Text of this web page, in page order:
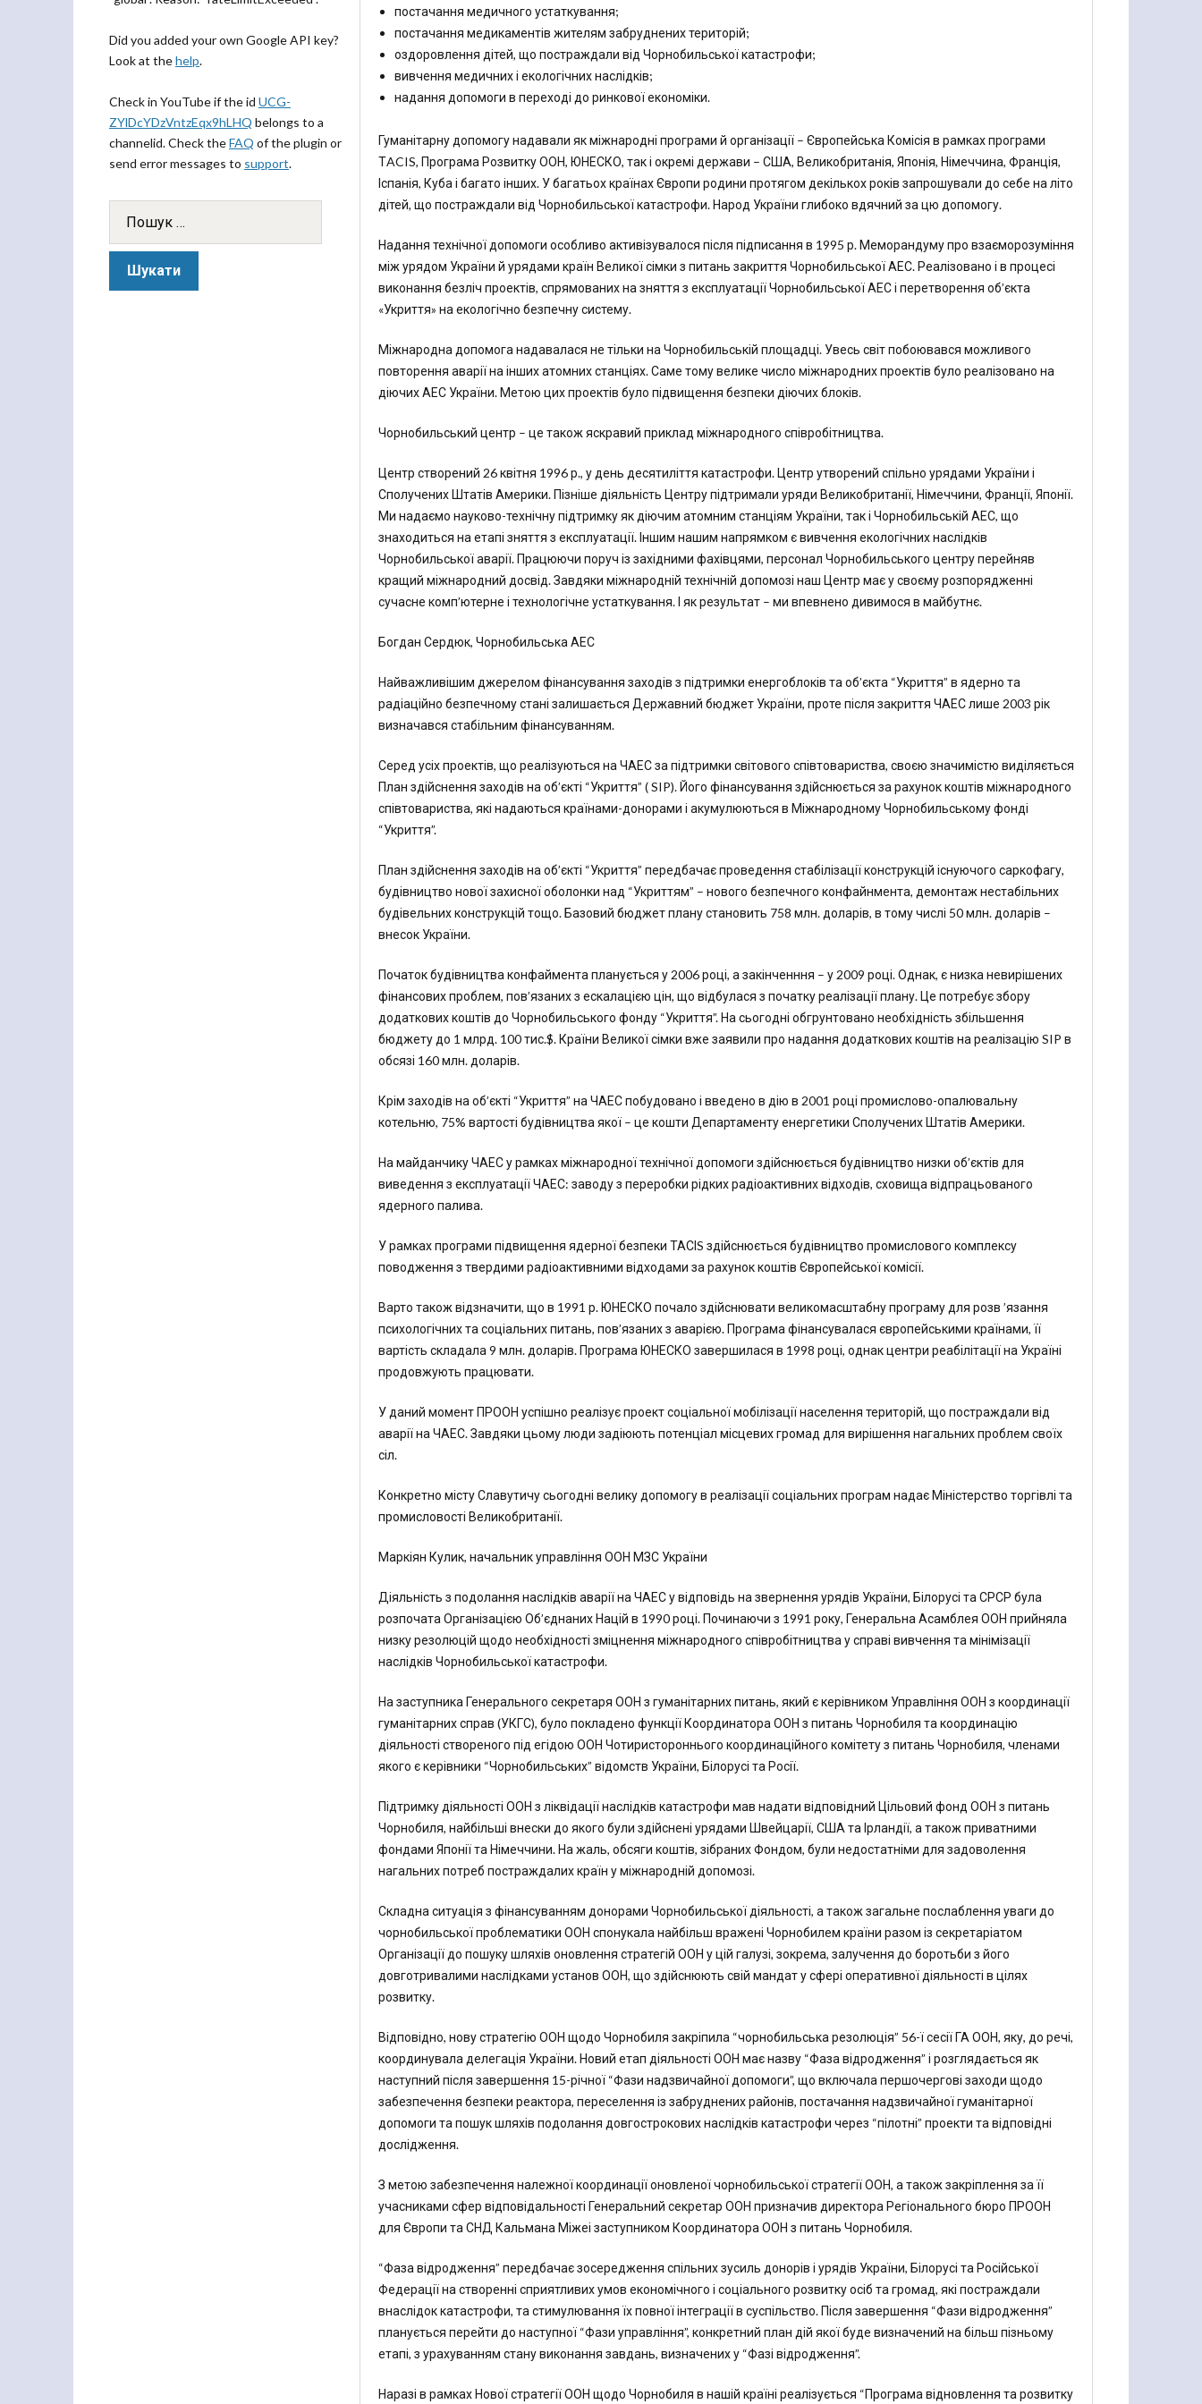
постачання медичного устаткування;
постачання медикаментів жителям забруднених територій;
оздоровлення дітей, що постраждали від Чорнобильської катастрофи;
вивчення медичних і екологічних наслідків;
надання допомоги в переході до ринкової економіки.
Гуманітарну допомогу надавали як міжнародні програми й організації – Європейська Комісія в рамках програми
ТACIS, Програма Розвитку ООН, ЮНЕСКО, так і окремі держави – США, Великобританія, Японія, Німеччина, Франція,
Іспанія, Куба і багато інших. У багатьох країнах Європи родини протягом декількох років запрошували до себе на літо
дітей, що постраждали від Чорнобильської катастрофи. Народ України глибоко вдячний за цю допомогу.
Надання технічної допомоги особливо активізувалося після підписання в 1995 р. Меморандуму про взаєморозуміння
між урядом України й урядами країн Великої сімки з питань закриття Чорнобильської АЕС. Реалізовано і в процесі
виконання безліч проектів, спрямованих на зняття з експлуатації Чорнобильської АЕС і перетворення об’єкта
«Укриття» на екологічно безпечну систему.
Міжнародна допомога надавалася не тільки на Чорнобильській площадці. Увесь світ побоювався можливого
повторення аварії на інших атомних станціях. Саме тому велике число міжнародних проектів було реалізовано на
діючих АЕС України. Метою цих проектів було підвищення безпеки діючих блоків.
Чорнобильський центр – це також яскравий приклад міжнародного співробітництва.
Центр створений 26 квітня 1996 р., у день десятиліття катастрофи. Центр утворений спільно урядами України і
Сполучених Штатів Америки. Пізніше діяльність Центру підтримали уряди Великобританії, Німеччини, Франції, Японії.
Ми надаємо науково-технічну підтримку як діючим атомним станціям України, так і Чорнобильській АЕС, що
знаходиться на етапі зняття з експлуатації. Іншим нашим напрямком є вивчення екологічних наслідків
Чорнобильської аварії. Працюючи поруч із західними фахівцями, персонал Чорнобильського центру перейняв
кращий міжнародний досвід. Завдяки міжнародній технічній допомозі наш Центр має у своєму розпорядженні
сучасне комп’ютерне і технологічне устаткування. І як результат – ми впевнено дивимося в майбутнє.
Богдан Сердюк, Чорнобильська АЕС
Найважливішим джерелом фінансування заходів з підтримки енергоблоків та об’єкта “Укриття” в ядерно та
радіаційно безпечному стані залишається Державний бюджет України, проте після закриття ЧАЕС лише 2003 рік
визначався стабільним фінансуванням.
Серед усіх проектів, що реалізуються на ЧАЕС за підтримки світового співтовариства, своєю значимістю виділяється
План здійснення заходів на об’єкті “Укриття” ( SIP). Його фінансування здійснюється за рахунок коштів міжнародного
співтовариства, які надаються країнами-донорами і акумулюються в Міжнародному Чорнобильському фонді
“Укриття”.
План здійснення заходів на об’єкті “Укриття” передбачає проведення стабілізації конструкцій існуючого саркофагу,
будівництво нової захисної оболонки над “Укриттям” – нового безпечного конфайнмента, демонтаж нестабільних
будівельних конструкцій тощо. Базовий бюджет плану становить 758 млн. доларів, в тому числі 50 млн. доларів –
внесок України.
Початок будівництва конфаймента планується у 2006 році, а закінченння – у 2009 році. Однак, є низка невирішених
фінансових проблем, пов’язаних з ескалацією цін, що відбулася з початку реалізації плану. Це потребує збору
додаткових коштів до Чорнобильського фонду “Укриття”. На сьогодні обгрунтовано необхідність збільшення
бюджету до 1 млрд. 100 тис.$. Країни Великої сімки вже заявили про надання додаткових коштів на реалізацію SIP в
обсязі 160 млн. доларів.
Крім заходів на об’єкті “Укриття” на ЧАЕС побудовано і введено в дію в 2001 році промислово-опалювальну
котельню, 75% вартості будівництва якої – це кошти Департаменту енергетики Сполучених Штатів Америки.
На майданчику ЧАЕС у рамках міжнародної технічної допомоги здійснюється будівництво низки об’єктів для
виведення з експлуатації ЧАЕС: заводу з переробки рідких радіоактивних відходів, сховища відпрацьованого
ядерного палива.
У рамках програми підвищення ядерної безпеки ТАСІS здійснюється будівництво промислового комплексу
поводження з твердими радіоактивними відходами за рахунок коштів Європейської комісії.
Варто також відзначити, що в 1991 р. ЮНЕСКО почало здійснювати великомасштабну програму для розв ’язання
психологічних та соціальних питань, пов’язаних з аварією. Програма фінансувалася європейськими країнами, її
вартість складала 9 млн. доларів. Програма ЮНЕСКО завершилася в 1998 році, однак центри реабілітації на Україні
продовжують працювати.
У даний момент ПРООН успішно реалізує проект соціальної мобілізації населення територій, що постраждали від
аварії на ЧАЕС. Завдяки цьому люди задіюють потенціал місцевих громад для вирішення нагальних проблем своїх
сіл.
Конкретно місту Славутичу сьогодні велику допомогу в реалізації соціальних програм надає Міністерство торгівлі та
промисловості Великобританії.
Маркіян Кулик, начальник управління ООН МЗС України
Діяльність з подолання наслідків аварії на ЧАЕС у відповідь на звернення урядів України, Білорусі та СРСР була
розпочата Організацією Об’єднаних Націй в 1990 році. Починаючи з 1991 року, Генеральна Асамблея ООН прийняла
низку резолюцій щодо необхідності зміцнення міжнародного співробітництва у справі вивчення та мінімізації
наслідків Чорнобильської катастрофи.
На заступника Генерального секретаря ООН з гуманітарних питань, який є керівником Управління ООН з координації
гуманітарних справ (УКГС), було покладено функції Координатора ООН з питань Чорнобиля та координацію
діяльності створеного під егідою ООН Чотиристороннього координаційного комітету з питань Чорнобиля, членами
якого є керівники “Чорнобильських” відомств України, Білорусі та Росії.
Підтримку діяльності ООН з ліквідації наслідків катастрофи мав надати відповідний Цільовий фонд ООН з питань
Чорнобиля, найбільші внески до якого були здійснені урядами Швейцарії, США та Ірландії, а також приватними
фондами Японії та Німеччини. На жаль, обсяги коштів, зібраних Фондом, були недостатніми для задоволення
нагальних потреб постраждалих країн у міжнародній допомозі.
Складна ситуація з фінансуванням донорами Чорнобильської діяльності, а також загальне послаблення уваги до
чорнобильської проблематики ООН спонукала найбільш вражені Чорнобилем країни разом із секретаріатом
Організації до пошуку шляхів оновлення стратегій ООН у цій галузі, зокрема, залучення до боротьби з його
довготривалими наслідками установ ООН, що здійснюють свій мандат у сфері оперативної діяльності в цілях
розвитку.
Відповідно, нову стратегію ООН щодо Чорнобиля закріпила “чорнобильська резолюція” 56-ї сесії ГА ООН, яку, до речі,
координувала делегація України. Новий етап діяльності ООН має назву “Фаза відродження” і розглядається як
наступний після завершення 15-річної “Фази надзвичайної допомоги”, що включала першочергові заходи щодо
забезпечення безпеки реактора, переселення із забруднених районів, постачання надзвичайної гуманітарної
допомоги та пошук шляхів подолання довгострокових наслідків катастрофи через “пілотні” проекти та відповідні
дослідження.
З метою забезпечення належної координації оновленої чорнобильської стратегії ООН, а також закріплення за її
учасниками сфер відповідальності Генеральний секретар ООН призначив директора Регіонального бюро ПРООН
для Європи та СНД Кальмана Міжеі заступником Координатора ООН з питань Чорнобиля.
“Фаза відродження” передбачає зосередження спільних зусиль донорів і урядів України, Білорусі та Російської
Федерації на створенні сприятливих умов економічного і соціального розвитку осіб та громад, які постраждали
внаслідок катастрофи, та стимулювання їх повної інтеграції в суспільство. Після завершення “Фази відродження”
планується перейти до наступної “Фази управління”, конкретний план дій якої буде визначений на більш пізньому
етапі, з урахуванням стану виконання завдань, визначених у “Фазі відродження”.
Наразі в рамках Нової стратегії ООН щодо Чорнобиля в нашій країні реалізується “Програма відновлення та розвитку
Did you added your own Google API key?
Look at thehelp.
Check in YouTube if the id UCG-
ZYlDcYDzVntzEqx9hLHQ belongs to a
channelid. Check theFAQ of the plugin or
send error messages to support.